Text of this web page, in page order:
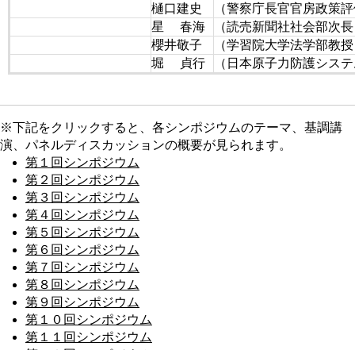
樋口建史
（警察庁長官官房政策
星 春海
（読売新聞社社会部次
櫻井敬子
（学習院大学法学部教
堀 貞行
（日本原子力防護シス
※下記をクリックすると、各シンポジウムのテーマ、基調講
演、パネルディスカッションの概要が見られます。
第１回シンポジウム
第２回シンポジウム
第３回シンポジウム
第４回シンポジウム
第５回シンポジウム
第６回シンポジウム
第７回シンポジウム
第８回シンポジウム
第９回シンポジウム
第１０回シンポジウム
第１１回シンポジウム